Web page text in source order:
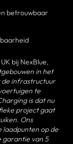
betrouwbaar
bij NexBlue,
in het
de infrastructuur
te
is dat nu
project gaat
Ons
laadpunten op de
garantie van 5